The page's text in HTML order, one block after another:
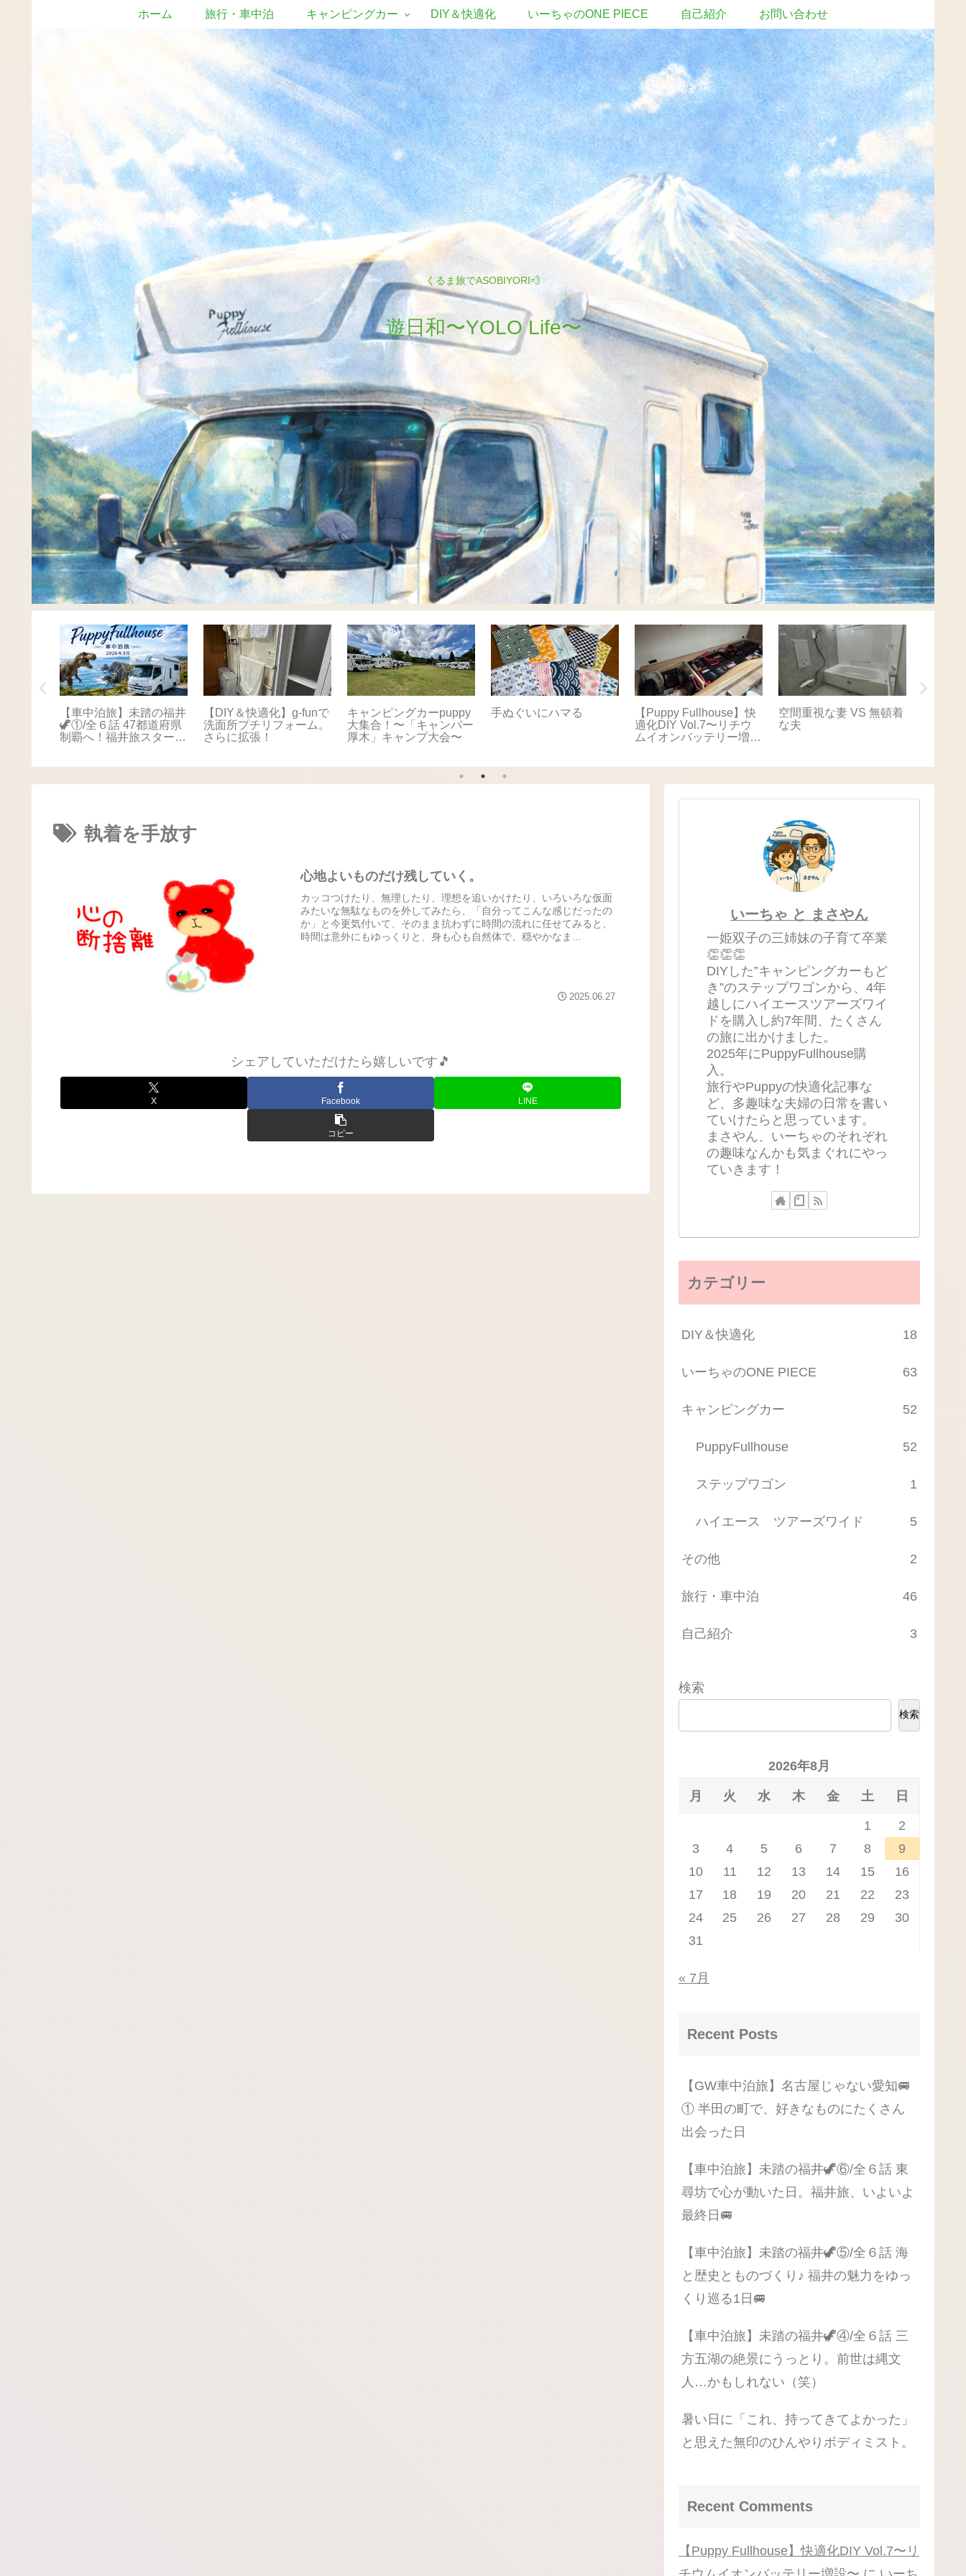
くるま旅でASOBIYORI💨
遊日和〜YOLO Life〜
ホーム 旅行・車中泊 キャンピングカー DIY＆快適化 いーちゃのONE PIECE 自己紹介 お問い合わせ
【車中泊旅】未踏の福井
🦖①/全６話 47都道府県
制覇へ！福井旅スタート
【DIY＆快適化】g-funで
洗面所プチリフォーム。
さらに拡張！
キャンピングカーpuppy
大集合！〜「キャンパー
厚木」キャンプ大会〜
手ぬぐいにハマる
【Puppy Fullhouse】快
適化DIY Vol.7〜リチウ
ムイオンバッテリー増
空間重視な妻 VS 無頓着
な夫
執着を手放す
心地よいものだけ残していく。
カッコつけたり、無理したり、理想を追いかけたり、いろいろな仮面
みたいな無駄なものを外してみたら、「自分ってこんな感じだったの
か」と今更気付いて、そのまま抗わずに時間の流れに任せてみると、
時間は意外にもゆっくりと、身も心も自然体で、穏やかなま...
2025.06.27
シェアしていただけたら嬉しいです🎵
X Facebook LINE
コピー
いーちゃ と まさやん
一姫双子の三姉妹の子育て卒業
👏👏👏
DIYした”キャンピングカーもど
き”のステップワゴンから、4年
越しにハイエースツアーズワイ
ドを購入し約7年間、たくさん
の旅に出かけました。
2025年にPuppyFullhouse購
入。
旅行やPuppyの快適化記事な
ど、多趣味な夫婦の日常を書い
ていけたらと思っています。
まさやん、いーちゃのそれぞれ
の趣味なんかも気まぐれにやっ
ていきます！
カテゴリー
DIY＆快適化 18
いーちゃのONE PIECE 63
キャンピングカー 52
PuppyFullhouse 52
ステップワゴン 1
ハイエース ツアーズワイド 5
その他 2
旅行・車中泊 46
自己紹介 3
検索
検索
2026年8月
月 火 水 木 金 土 日
1
2
3
4 5 6 7 8
9
10
11 12 13 14 15
16
17
18 19 20 21 22
23
24
25 26 27 28 29
30
31
« 7月
Recent Posts
【GW車中泊旅】名古屋じゃない愛知🚐
① 半田の町で、好きなものにたくさん
出会った日
【車中泊旅】未踏の福井🦖⑥/全６話 東
尋坊で心が動いた日。福井旅、いよいよ
最終日🚐
【車中泊旅】未踏の福井🦖⑤/全６話 海
と歴史とものづくり♪ 福井の魅力をゆっ
くり巡る1日🚐
【車中泊旅】未踏の福井🦖④/全６話 三
方五湖の絶景にうっとり。前世は縄文
人…かもしれない（笑）
暑い日に「これ、持ってきてよかった」
と思えた無印のひんやりボディミスト。
Recent Comments
【Puppy Fullhouse】快適化DIY Vol.7〜リ